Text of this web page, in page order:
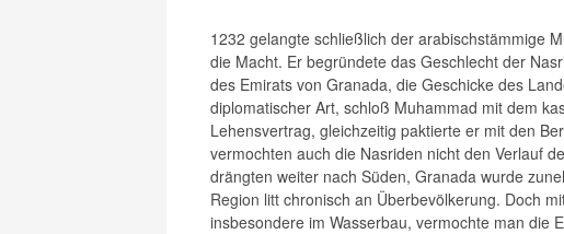
1232 gelangte schließlich der arabischstämmige
die Macht. Er begründete das Geschlecht der
des Emirats von Granada, die Geschicke des
diplomatischer Art, schloß Muhammad mit dem
Lehensvertrag, gleichzeitig paktierte er mit den
vermochten auch die Nasriden nicht den Verlauf
drängten weiter nach Süden, Granada wurde
Region litt chronisch an Überbevölkerung. Doch
insbesondere im Wasserbau, vermochte man die